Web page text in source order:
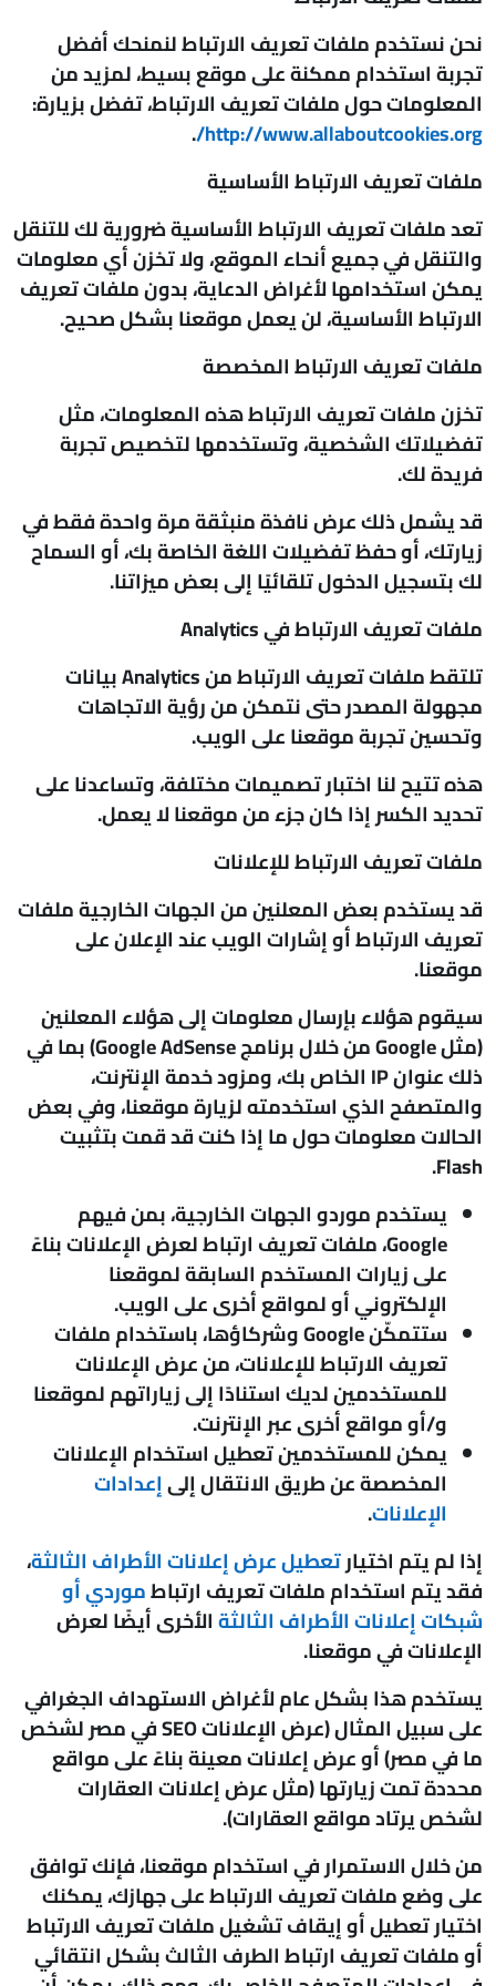
نحن نستخدم ملفات تعريف الارتباط لنمنحك أفضل
تجربة استخدام ممكنة على موقع بسيط، لمزيد من
المعلومات حول ملفات تعريف الارتباط، تفضل بزيارة:
http://www.allaboutcookies.org/
.
ملفات تعريف الارتباط الأساسية
تعد ملفات تعريف الارتباط الأساسية ضرورية لك للتنقل
والتنقل في جميع أنحاء الموقع، ولا تخزن أي معلومات
يمكن استخدامها لأغراض الدعاية، بدون ملفات تعريف
الارتباط الأساسية، لن يعمل موقعنا بشكل صحيح.
ملفات تعريف الارتباط المخصصة
تخزن ملفات تعريف الارتباط هذه المعلومات، مثل
تفضيلاتك الشخصية، وتستخدمها لتخصيص تجربة
فريدة لك.
قد يشمل ذلك عرض نافذة منبثقة مرة واحدة فقط في
زيارتك، أو حفظ تفضيلات اللغة الخاصة بك، أو السماح
لك بتسجيل الدخول تلقائيًا إلى بعض ميزاتنا.
ملفات تعريف الارتباط في
تلتقط ملفات تعريف الارتباط من Analytics بيانات
مجهولة المصدر حتى نتمكن من رؤية الاتجاهات
وتحسين تجربة موقعنا على الويب.
هذه تتيح لنا اختبار تصميمات مختلفة، وتساعدنا على
تحديد الكسر إذا كان جزء من موقعنا لا يعمل.
ملفات تعريف الارتباط للإعلانات
قد يستخدم بعض المعلنين من الجهات الخارجية ملفات
تعريف الارتباط أو إشارات الويب عند الإعلان على
موقعنا.
سيقوم هؤلاء بإرسال معلومات إلى هؤلاء المعلنين
(مثل Google من خلال برنامج Google AdSense) بما في
ذلك عنوان IP الخاص بك، ومزود خدمة الإنترنت،
والمتصفح الذي استخدمته لزيارة موقعنا، وفي بعض
الحالات معلومات حول ما إذا كنت قد قمت بتثبيت
Flash.
يستخدم موردو الجهات الخارجية، بمن فيهم
Google، ملفات تعريف ارتباط لعرض الإعلانات بناءً
على زيارات المستخدم السابقة لموقعنا
الإلكتروني أو لمواقع أخرى على الويب.
ستتمكّن Google وشركاؤها، باستخدام ملفات
تعريف الارتباط للإعلانات، من عرض الإعلانات
للمستخدمين لديك استنادًا إلى زياراتهم لموقعنا
و/أو مواقع أخرى عبر الإنترنت.
يمكن للمستخدمين تعطيل استخدام الإعلانات
المخصصة عن طريق الانتقال إلىإعدادات
الإعلانات.
إذا لم يتم اختيارتعطيل عرض إعلانات الأطراف الثالثة،
فقد يتم استخدام ملفات تعريف ارتباطموردي أو
شبكات إعلانات الأطراف الثالثةالأخرى أيضًا لعرض
الإعلانات في موقعنا.
يستخدم هذا بشكل عام لأغراض الاستهداف الجغرافي
على سبيل المثال (عرض الإعلانات SEO في مصر لشخص
ما في مصر) أو عرض إعلانات معينة بناءً على مواقع
محددة تمت زيارتها (مثل عرض إعلانات العقارات
لشخص يرتاد مواقع العقارات).
من خلال الاستمرار في استخدام موقعنا، فإنك توافق
على وضع ملفات تعريف الارتباط على جهازك، يمكنك
اختيار تعطيل أو إيقاف تشغيل ملفات تعريف الارتباط
أو ملفات تعريف ارتباط الطرف الثالث بشكل انتقائي